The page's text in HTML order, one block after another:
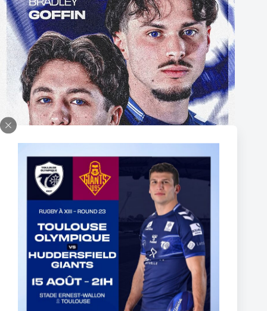
Deux pensionnaires du centre de formation du Toulouse
Olympique signent leur premier contrat professionnel.
5 août 2026